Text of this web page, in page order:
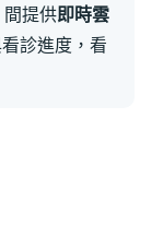
間提供即時雲
診進度，看